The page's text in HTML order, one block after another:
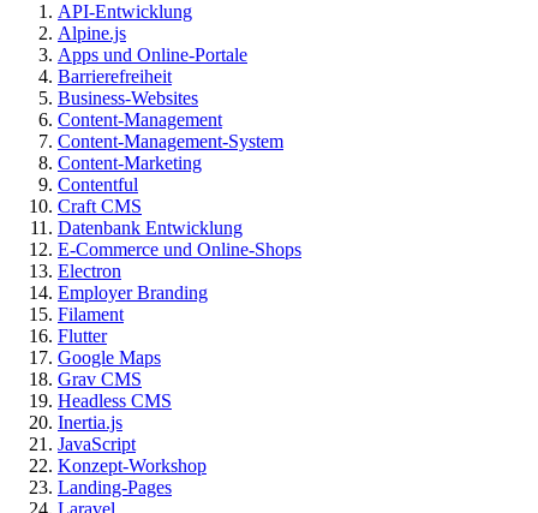
API-Entwicklung
Alpine.js
Apps und Online-Portale
Barrierefreiheit
Business-Websites
Content-Management
Content-Management-System
Content-Marketing
Contentful
Craft CMS
Datenbank Entwicklung
E-Commerce und Online-Shops
Electron
Employer Branding
Filament
Flutter
Google Maps
Grav CMS
Headless CMS
Inertia.js
JavaScript
Konzept-Workshop
Landing-Pages